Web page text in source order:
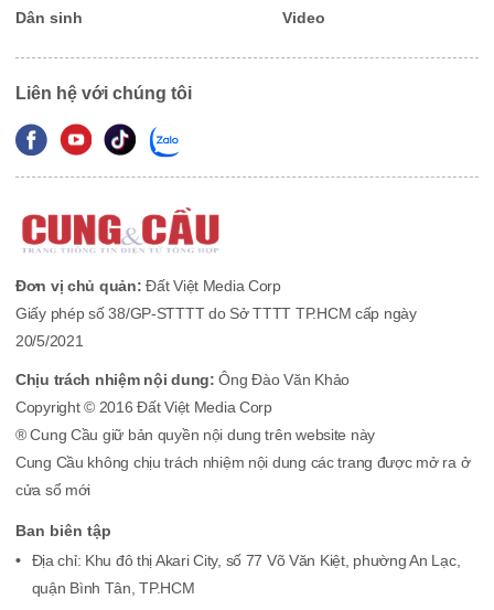
Dân sinh Video
Liên hệ với chúng tôi
Đơn vị chủ quản: Đất Việt Media Corp
Giấy phép số 38/GP-STTTT do Sở TTTT TP.HCM cấp ngày
20/5/2021
Chịu trách nhiệm nội dung:Ông Đào Văn Khảo
Copyright © 2016 Đất Việt Media Corp
® Cung Cầu giữ bản quyền nội dung trên website này
Cung Cầu không chịu trách nhiệm nội dung các trang được mở ra ở
cửa sổ mới
Ban biên tập
Địa chỉ: Khu đô thị Akari City, số 77 Võ Văn Kiệt, phường An Lạc,
quận Bình Tân, TP.HCM